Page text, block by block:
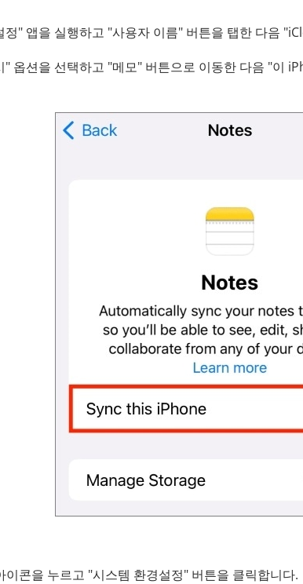
정" 앱을 실행하고 "사용자 이름" 버튼을 탭한 다음
" 옵션을 선택하고 "메모" 버튼으로 이동한 다음 "이
이콘을 누르고 "시스템 환경설정" 버튼을 클릭합니다.